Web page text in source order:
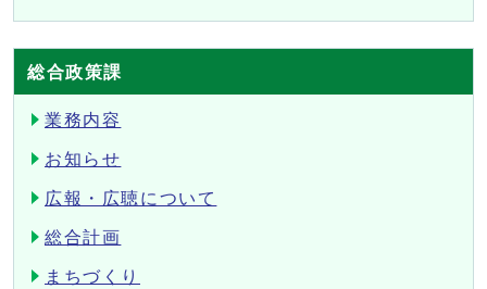
総合政策課
業務内容
お知らせ
広報・広聴について
総合計画
まちづくり